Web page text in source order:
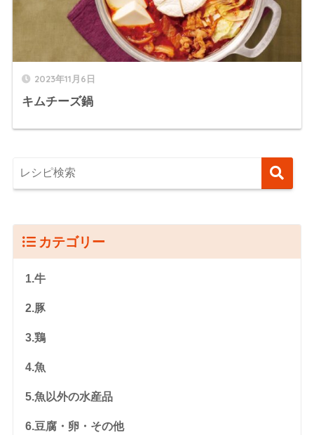
2023年11月6日
キムチーズ鍋
カテゴリー
1.牛
2.豚
3.鶏
4.魚
5.魚以外の水産品
6.豆腐・卵・その他